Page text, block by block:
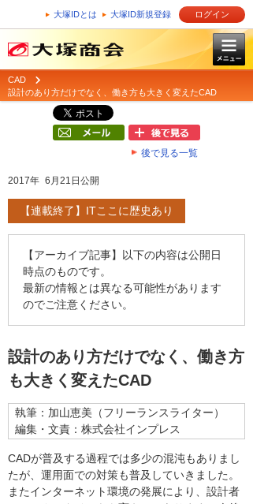
大塚IDとは 大塚ID新規登録 ログイン
CAD
設計のあり方だけでなく、働き方も大きく変えたCAD
後で見る一覧
2017年 6月21日公開
【連載終了】ITここに歴史あり
【アーカイブ記事】以下の内容は公開日
時点のものです。
最新の情報とは異なる可能性があります
のでご注意ください。
設計のあり方だけでなく、働き方
も大きく変えたCAD
執筆：加山恵美（フリーランスライター）
編集・文責：株式会社インプレス
CADが普及する過程では多少の混沌もありまし
たが、運用面での対策も普及していきました。
またインターネット環境の発展により、設計者